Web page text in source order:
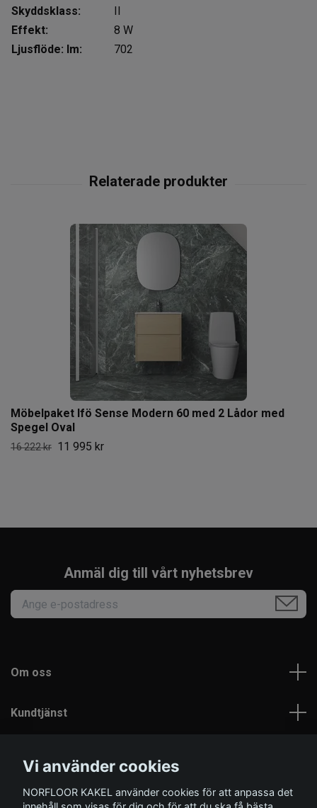
Skyddsklass:
Effekt:
8 W
Ljusflöde: lm:
702
Möbelpaket Ifö Sense Modern 60 med 2 Lådor med
Spegel Oval
16 222 kr 11 995 kr
Anmäl dig till vårt nyhetsbrev
Om oss
Kundtjänst
Sociala medier
Vi använder cookies
NORFLOOR KAKEL använder cookies för att anpassa det